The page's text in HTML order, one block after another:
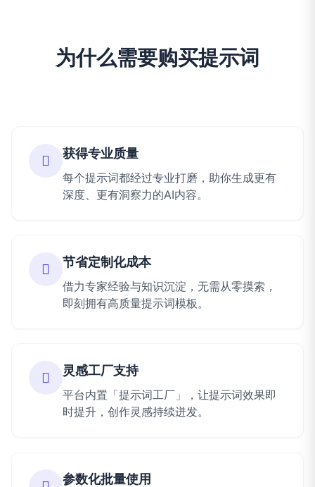
为什么需要购买提示词
获得专业质量
每个提示词都经过专业打磨，助你生成更有
深度、更有洞察力的AI内容。
节省定制化成本
借力专家经验与知识沉淀，无需从零摸索，
即刻拥有高质量提示词模板。
灵感工厂支持
平台内置「提示词工厂」，让提示词效果即
时提升，创作灵感持续迸发。
参数化批量使用